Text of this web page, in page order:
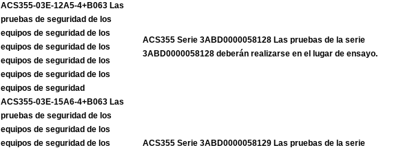
ACS355-03E-12A5-4+B063 Las
pruebas de seguridad de los
equipos de seguridad de los
equipos de seguridad de los
equipos de seguridad de los
equipos de seguridad de los
equipos de seguridad
ACS355 Serie 3ABD0000058128 Las pruebas de la serie
3ABD0000058128 deberán realizarse en el lugar de ensayo.
ACS355-03E-15A6-4+B063 Las
pruebas de seguridad de los
equipos de seguridad de los
equipos de seguridad de los
ACS355 Serie 3ABD0000058129 Las pruebas de la serie